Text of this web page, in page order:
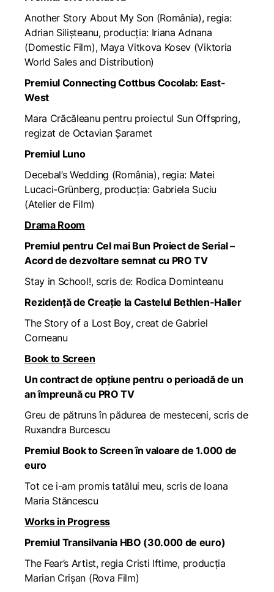
Another Story About My Son (România), regia:
Adrian Silișteanu, producția: Iriana Adnana
(Domestic Film), Maya Vitkova Kosev (Viktoria
World Sales and Distribution)
Premiul Connecting Cottbus Cocolab: East-
West
Mara Crăcăleanu pentru proiectul Sun Offspring,
regizat de Octavian Şaramet
Premiul Luno
Decebal’s Wedding (România), regia: Matei
Lucaci-Grünberg, producția: Gabriela Suciu
(Atelier de Film)
Drama Room
Premiul pentru Cel mai Bun Proiect de Serial –
Acord de dezvoltare semnat cu PRO TV
Stay in School!, scris de: Rodica Dominteanu
Rezidență de Creație la Castelul Bethlen-Haller
The Story of a Lost Boy, creat de Gabriel
Corneanu
Book to Screen
Un contract de opțiune pentru o perioadă de un
an împreună cu PRO TV
Greu de pătruns în pădurea de mesteceni, scris de
Ruxandra Burcescu
Premiul Book to Screen în valoare de 1.000 de
euro
Tot ce i-am promis tatălui meu, scris de Ioana
Maria Stăncescu
Works in Progress
Premiul Transilvania HBO (30.000 de euro)
The Fear’s Artist, regia Cristi Iftime, producția
Marian Crișan (Rova Film)